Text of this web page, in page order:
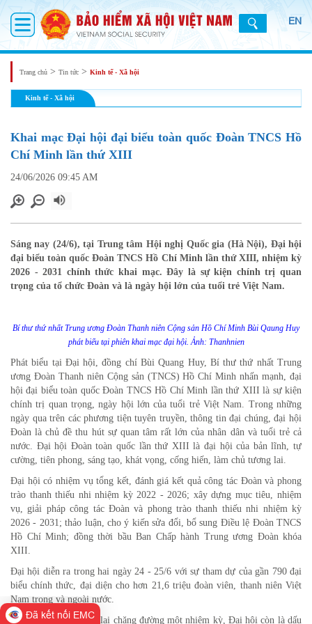
EN
Trang chủ > Tin tức > Kinh tế - Xã hội
Kinh tế - Xã hội
Khai mạc Đại hội đại biểu toàn quốc Đoàn TNCS Hồ
Chí Minh lần thứ XIII
24/06/2026 09:45 AM
Sáng nay (24/6), tại Trung tâm Hội nghị Quốc gia (Hà Nội), Đại hội
đại biểu toàn quốc Đoàn TNCS Hồ Chí Minh lần thứ XIII, nhiệm kỳ
2026 - 2031 chính thức khai mạc. Đây là sự kiện chính trị quan
trọng của tổ chức Đoàn và là ngày hội lớn của tuổi trẻ Việt Nam.
Bí thư thứ nhất Trung ương Đoàn Thanh niên Cộng sản Hồ Chí Minh Bùi Qaung Huy
phát biểu tại phiên khai mạc đại hội. Ảnh: Thanhnien
Phát biểu tại Đại hội, đồng chí Bùi Quang Huy, Bí thư thứ nhất Trung
ương Đoàn Thanh niên Cộng sản (TNCS) Hồ Chí Minh nhấn mạnh, đại
hội đại biểu toàn quốc Đoàn TNCS Hồ Chí Minh lần thứ XIII là sự kiện
chính trị quan trọng, ngày hội lớn của tuổi trẻ Việt Nam. Trong những
ngày qua trên các phương tiện tuyên truyền, thông tin đại chúng, đại hội
Đoàn là chủ đề thu hút sự quan tâm rất lớn của nhân dân và tuổi trẻ cả
nước. Đại hội Đoàn toàn quốc lần thứ XIII là đại hội của bản lĩnh, tự
cường, tiên phong, sáng tạo, khát vọng, cống hiến, làm chủ tương lai.
Đại hội có nhiệm vụ tổng kết, đánh giá kết quả công tác Đoàn và phong
trào thanh thiếu nhi nhiệm kỳ 2022 - 2026; xây dựng mục tiêu, nhiệm
vụ, giải pháp công tác Đoàn và phong trào thanh thiếu nhi nhiệm kỳ
2026 - 2031; thảo luận, cho ý kiến sửa đổi, bổ sung Điều lệ Đoàn TNCS
Hồ Chí Minh; đồng thời bầu Ban Chấp hành Trung ương Đoàn khóa
XIII.
Đại hội diễn ra trong hai ngày 24 - 25/6 với sự tham dự của gần 790 đại
biểu chính thức, đại diện cho hơn 21,6 triệu đoàn viên, thanh niên Việt
Nam trong và ngoài nước.
Không chỉ là dịp nhìn lại chặng đường một nhiệm kỳ, Đại hội còn là dấu
Đã kết nối EMC